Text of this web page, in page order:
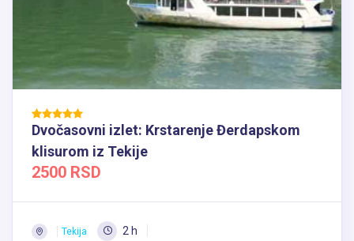
Dvočasovni izlet: Krstarenje Đerdapskom
klisurom iz Tekije
2500 RSD
Tekija 2 h